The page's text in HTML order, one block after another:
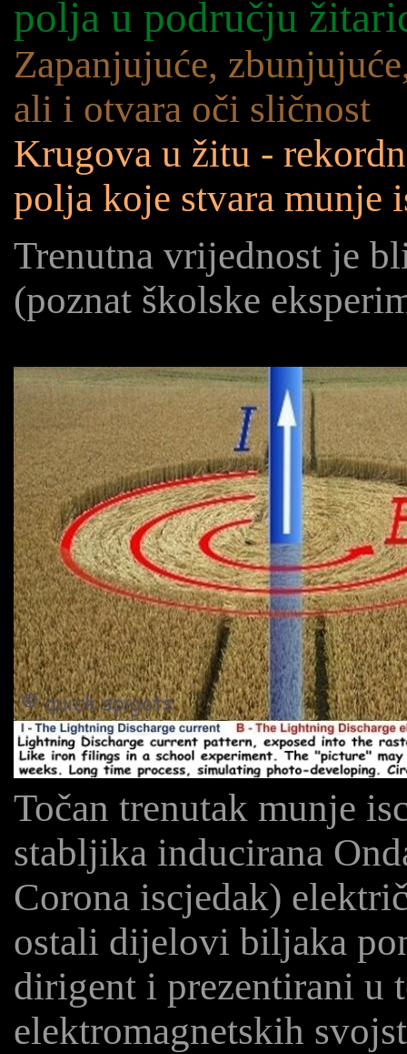
polja u području
Zapanjujuće,
ali i otvara oči sličnost
Krugova u žitu -
polja koje stvara munje
Trenutna vrijednost je
(poznat školske
Točan trenutak munje
stabljika inducirana
Corona iscjedak)
ostali dijelovi biljaka
dirigent i prezentirani u
elektromagnetskih